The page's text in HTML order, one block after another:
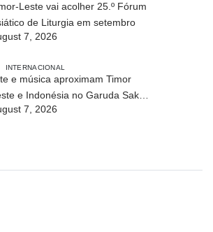
Leste vai acolher 25.º Fórum
de Liturgia em setembro
7, 2026
INTERNACIONAL
e música aproximam Timor
e Indonésia no Garuda Sakti
Fest 2026
7, 2026